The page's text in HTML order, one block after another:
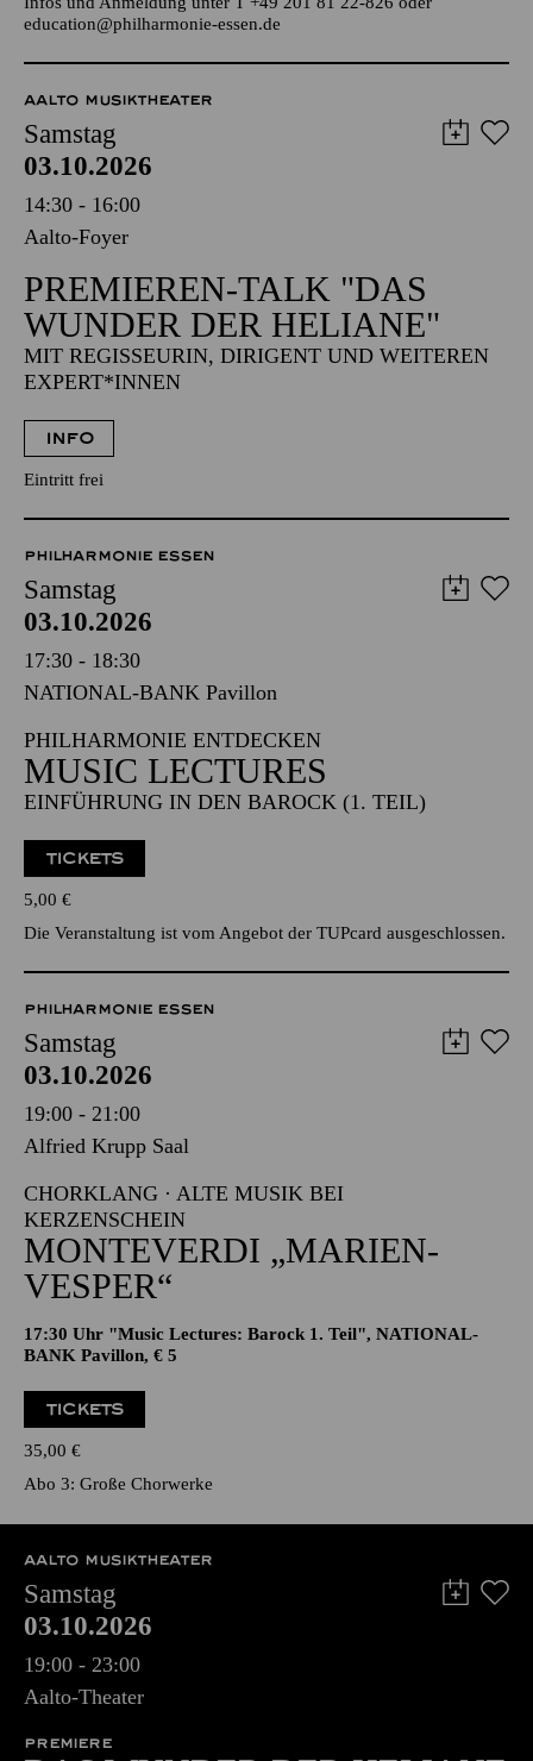
Für Kinder ab 10 Jahren und Erwachsene
education@philharmonie-essen.de
AALTO MUSIKTHEATER
Samstag
03.10.2026
14:30 - 16:00
Aalto-Foyer
PREMIEREN-TALK "DAS
WUNDER DER HELIANE"
MIT REGISSEURIN, DIRIGENT UND WEITEREN
EXPERT*INNEN
Eintritt frei
PHILHARMONIE ESSEN
Samstag
03.10.2026
17:30 - 18:30
NATIONAL-BANK Pavillon
PHILHARMONIE ENTDECKEN
MUSIC LECTURES
EINFÜHRUNG IN DEN BAROCK (1. TEIL)
TICKETS
5,00€
Die Veranstaltung ist vom Angebot der TUPcard ausgeschlossen.
PHILHARMONIE ESSEN
Samstag
03.10.2026
19:00 - 21:00
Alfried Krupp Saal
CHORKLANG · ALTE MUSIK BEI
KERZENSCHEIN
MONTE­VERDI „MARIEN­
VESPER“
17:30 Uhr "Music Lectures: Barock 1. Teil", NATIONAL-
BANK Pavillon, € 5
TICKETS
35,00€
Abo 3: Große Chorwerke
AALTO MUSIKTHEATER
Samstag
03.10.2026
19:00 - 23:00